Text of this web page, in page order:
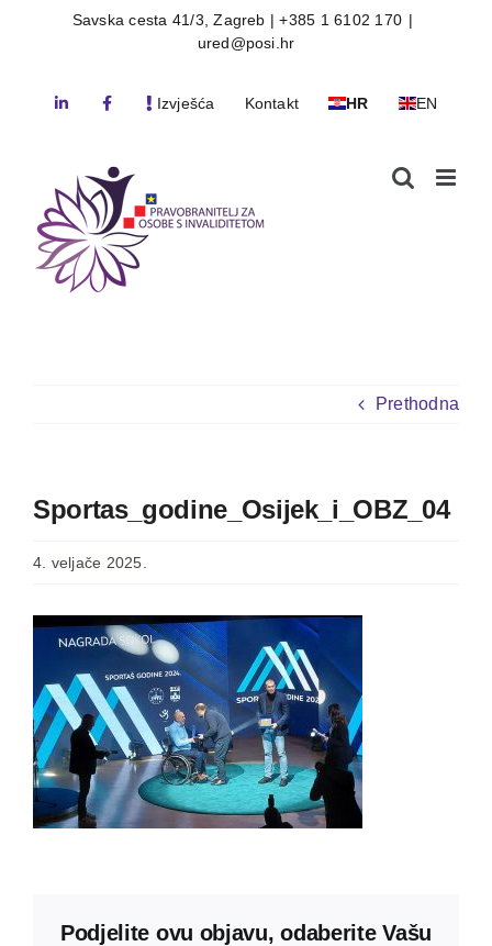
Savska cesta 41/3, Zagreb | +385 1 6102 170 |
ured@posi.hr
Izvješća Kontakt HR EN
Prethodna
Sportas_godine_Osijek_i_OBZ_04
4. veljače 2025.
Podjelite ovu objavu, odaberite Vašu